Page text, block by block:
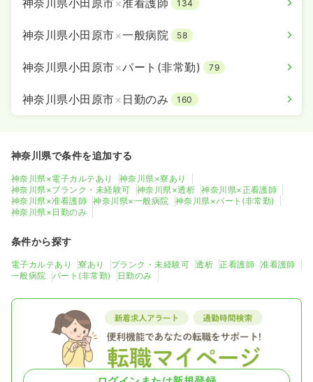
134
神奈川県小田原市×一般病院 58
神奈川県小田原市×パート(非常勤) 79
神奈川県小田原市× 日勤のみ 160
神奈川県で条件を追加する
神奈川県×電子カルテあり
神奈川県×寮あり
神奈川県×ブランク・未経験可
神奈川県×透析
神奈川県×正看護師
神奈川県×准看護師
神奈川県×一般病院
神奈川県×パート(非常勤)
神奈川県×日勤のみ
条件から探す
電子カルテあり 寮あり ブランク・未経験可 透析 正看護師
准看護師
一般病院
パート(非常勤) 日勤のみ